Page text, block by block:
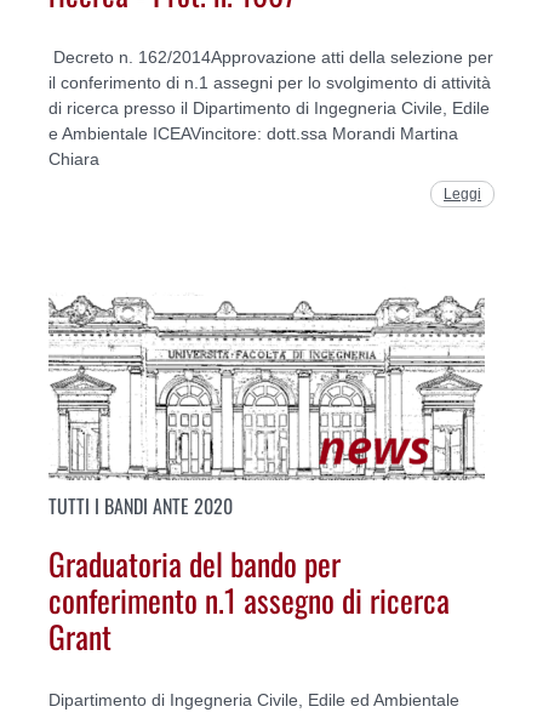
Decreto n. 162/2014Approvazione atti della selezione per
il conferimento di n.1 assegni per lo svolgimento di attività
di ricerca presso il Dipartimento di Ingegneria Civile, Edile
e Ambientale ICEAVincitore: dott.ssa Morandi Martina
Chiara
Leggi
TUTTI I BANDI ANTE 2020
Graduatoria del bando per
conferimento n.1 assegno di ricerca
Grant
Dipartimento di Ingegneria Civile, Edile ed Ambientale